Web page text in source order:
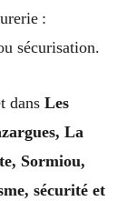
:
sécurisation.
dans Les
La
Sormiou,
sécurité et